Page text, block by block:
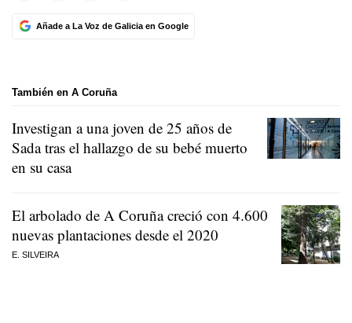
Añade a La Voz de Galicia en Google
También en A Coruña
Investigan a una joven de 25 años de
Sada tras el hallazgo de su bebé muerto
en su casa
El arbolado de A Coruña creció con 4.600
nuevas plantaciones desde el 2020
E. SILVEIRA